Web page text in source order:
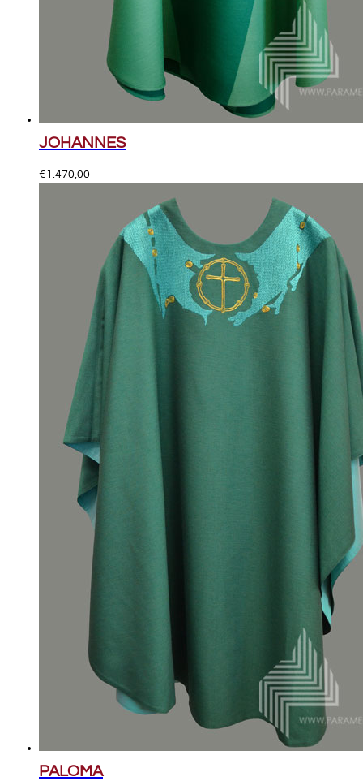
JOHANNES
€1.470,00
PALOMA